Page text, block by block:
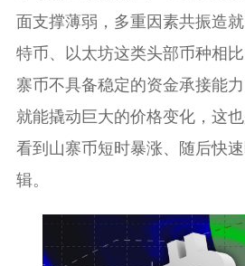
面支撑薄弱，多重因素共振造
特币、以太坊这类头部币种相
寨币不具备稳定的资金承接能
就能撬动巨大的价格变化，这
看到山寨币短时暴涨、随后快
辑。